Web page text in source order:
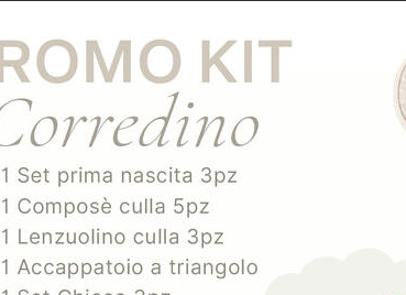
33%PL 26%PA 18%VI
SPEDIZIONE E RESO
ARTICOLI CORRELATI